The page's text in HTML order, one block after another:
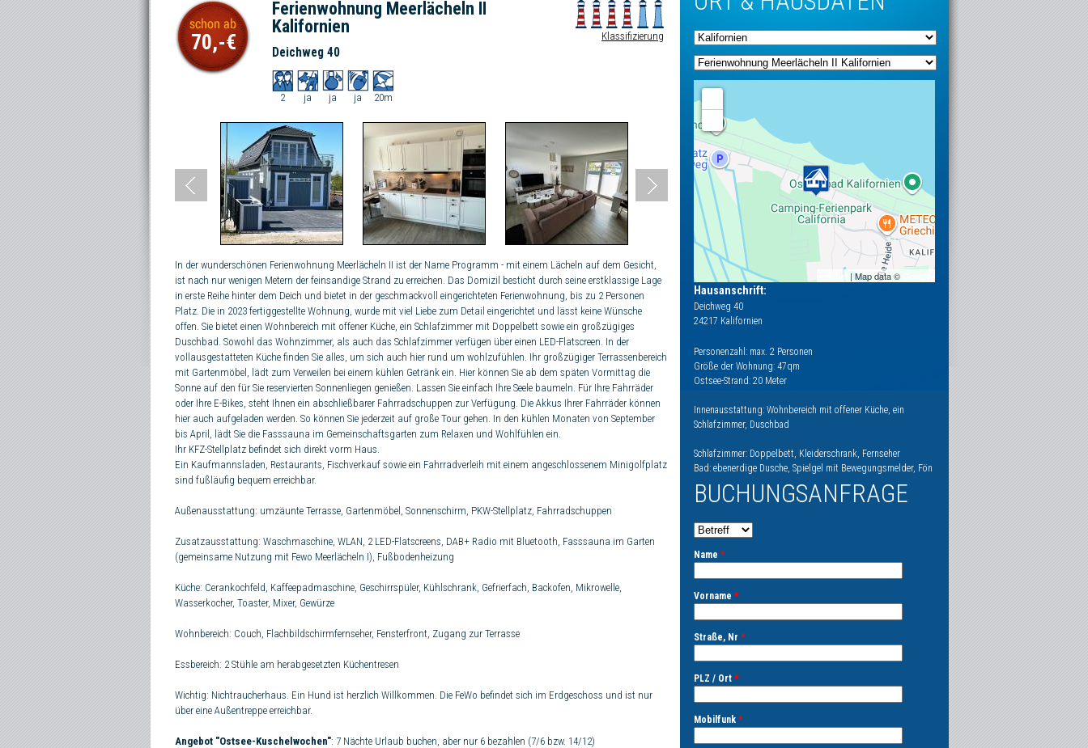
70,-
Ferienwohnung Meerlächeln II
Kalifornien
Deichweg 40
2 ja ja ja 20m
Klassifizierung
In der wunderschönen Ferienwohnung Meerlächeln II ist der Name Programm - mit einem Lächeln auf dem Gesicht,
ist nach nur wenigen Metern der feinsandige Strand zu erreichen. Das Domizil besticht durch seine erstklassige Lage
in erste Reihe hinter dem Deich und bietet in der geschmackvoll eingerichteten Ferienwohnung, bis zu 2 Personen
Platz. Die in 2023 fertiggestellte Wohnung, wurde mit viel Liebe zum Detail eingerichtet und lässt keine Wünsche
offen. Sie bietet einen Wohnbereich mit offener Küche, ein Schlafzimmer mit Doppelbett sowie ein großzügiges
Duschbad. Sowohl das Wohnzimmer, als auch das Schlafzimmer verfügen über einen LED-Flatscreen. In der
vollausgestatteten Küche finden Sie alles, um sich auch hier rund um wohlzufühlen. Ihr großzügiger Terrassenbereich
mit Gartenmöbel, lädt zum Verweilen bei einem kühlen Getränk ein. Hier können Sie ab dem späten Vormittag die
Sonne auf den für Sie reservierten Sonnenliegen genießen. Lassen Sie einfach Ihre Seele baumeln. Für Ihre Fahrräder
oder Ihre E-Bikes, steht Ihnen ein abschließbarer Fahrradschuppen zur Verfügung. Die Akkus Ihrer Fahrräder können
hier auch aufgeladen werden. So können Sie jederzeit auf große Tour gehen. In den kühlen Monaten von September
bis April, lädt Sie die Fasssauna im Gemeinschaftsgarten zum Relaxen und Wohlfühlen ein.
Ihr KFZ-Stellplatz befindet sich direkt vorm Haus.
Ein Kaufmannsladen, Restaurants, Fischverkauf sowie ein Fahrradverleih mit einem angeschlossenem Minigolfplatz
sind fußläufig bequem erreichbar.
Außenausstattung: umzäunte Terrasse, Gartenmöbel, Sonnenschirm, PKW-Stellplatz, Fahrradschuppen
Zusatzausstattung: Waschmaschine, WLAN, 2 LED-Flatscreens, DAB+ Radio mit Bluetooth, Fasssauna im Garten
(gemeinsame Nutzung mit Fewo Meerlächeln I), Fußbodenheizung
Küche: Cerankochfeld, Kaffeepadmaschine, Geschirrspüler, Kühlschrank, Gefrierfach, Backofen, Mikrowelle,
Wasserkocher, Toaster, Mixer, Gewürze
Wohnbereich: Couch, Flachbildschirmfernseher, Fensterfront, Zugang zur Terrasse
Essbereich: 2 Stühle am herabgesetzten Küchentresen
Wichtig: Nichtraucherhaus. Ein Hund ist herzlich Willkommen. Die FeWo befindet sich im Erdgeschoss und ist nur
über eine Außentreppe erreichbar.
Angebot "Ostsee-Kuschelwochen": 7 Nächte Urlaub buchen, aber nur 6 bezahlen (7/6 bzw. 14/12)
Leaflet | Map data ©
Hausanschrift:
Deichweg 40
24217 Kalifornien
Personenzahl: max. 2 Personen
Größe der Wohnung: 47qm
Ostsee-Strand: 20 Meter
Innenausstattung: Wohnbereich mit offener Küche, ein
Schlafzimmer, Duschbad
Schlafzimmer: Doppelbett, Kleiderschrank, Fernseher
Bad: ebenerdige Dusche, Spielgel mit Bewegungsmelder, Fön
BUCHUNGSANFRAGE
Name *
Vorname *
Straße, Nr *
PLZ / Ort *
Mobilfunk *